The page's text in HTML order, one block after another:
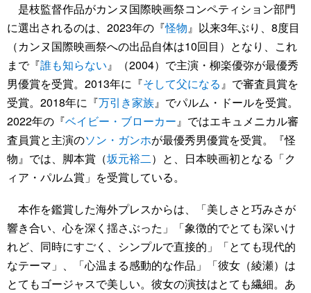
是枝監督作品がカンヌ国際映画祭コンペティション部門
に選出されるのは、2023年の『怪物』以来3年ぶり、8度目
（カンヌ国際映画祭への出品自体は10回目）となり、これ
まで『誰も知らない』（2004）で主演・柳楽優弥が最優秀
男優賞を受賞。2013年に『そして父になる』で審査員賞を
受賞。2018年に『万引き家族』でパルム・ドールを受賞。
2022年の『ベイビー・ブローカー』ではエキュメニカル審
査員賞と主演のソン・ガンホが最優秀男優賞を受賞。『怪
物』では、脚本賞（坂元裕二）と、日本映画初となる「ク
ィア・パルム賞」を受賞している。
本作を鑑賞した海外プレスからは、「美しさと巧みさが
響き合い、心を深く揺さぶった」「象徴的でとても深いけ
れど、同時にすごく、シンプルで直接的」「とても現代的
なテーマ」、「心温まる感動的な作品」「彼女（綾瀬）は
とてもゴージャスで美しい。彼女の演技はとても繊細。あ